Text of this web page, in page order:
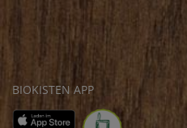
BIOKISTEN APP